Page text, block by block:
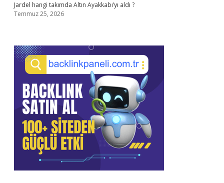
Jardel hangi takımda Altın Ayakkabı’yı aldı ?
Temmuz 25, 2026